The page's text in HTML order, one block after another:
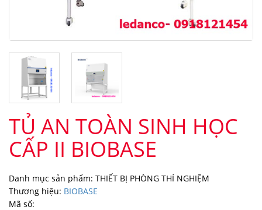
TỦ AN TOÀN SINH HỌC
CẤP II BIOBASE
Danh mục sản phẩm: THIẾT BỊ PHÒNG THÍ NGHIỆM
Thương hiệu: BIOBASE
Mã số: